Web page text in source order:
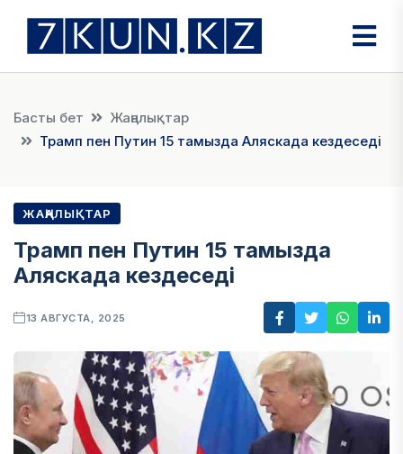
Басты бет
Жаңалықтар
Трамп пен Путин 15 тамызда Аляскада кездеседі
ЖАҢАЛЫҚТАР
Трамп пен Путин 15 тамызда
Аляскада кездеседі
13 АВГУСТА, 2025